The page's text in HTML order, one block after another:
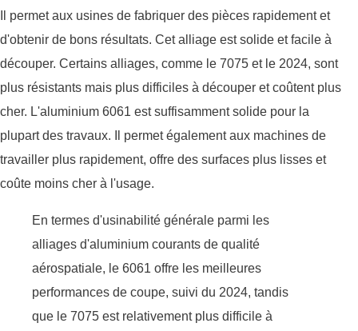
Il permet aux usines de fabriquer des pièces rapidement et
d'obtenir de bons résultats. Cet alliage est solide et facile à
découper. Certains alliages, comme le 7075 et le 2024, sont
plus résistants mais plus difficiles à découper et coûtent plus
cher. L'aluminium 6061 est suffisamment solide pour la
plupart des travaux. Il permet également aux machines de
travailler plus rapidement, offre des surfaces plus lisses et
coûte moins cher à l'usage.
En termes d'usinabilité générale parmi les
alliages d'aluminium courants de qualité
aérospatiale, le 6061 offre les meilleures
performances de coupe, suivi du 2024, tandis
que le 7075 est relativement plus difficile à